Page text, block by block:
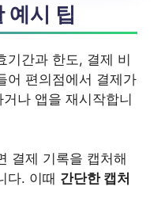
예시 팁
기간과 한도, 결제 비
어 편의점에서 결제가
나 앱을 재시작합니
결제 기록을 캡처해
다. 이때 간단한 캡처